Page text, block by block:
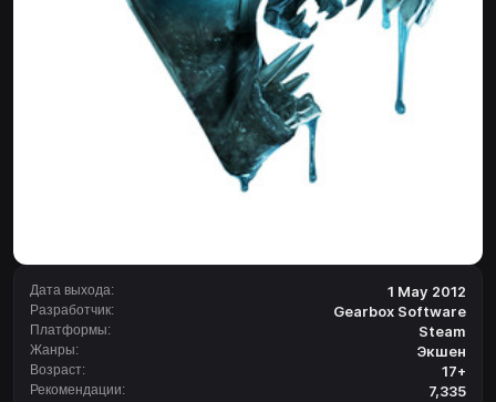
Дата выхода: 1 May 2012
Разработчик: Gearbox Software
Платформы: Steam
Жанры: Экшен
Возраст: 17+
Рекомендации: 7,335